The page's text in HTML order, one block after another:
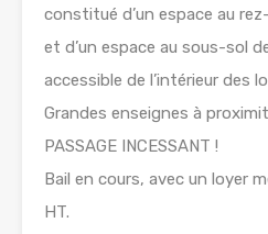
constitué d’un espace au
et d’un espace au sous-sol
accessible de l’intérieur des
Grandes enseignes à
PASSAGE INCESSANT !
Bail en cours, avec un loyer
HT.